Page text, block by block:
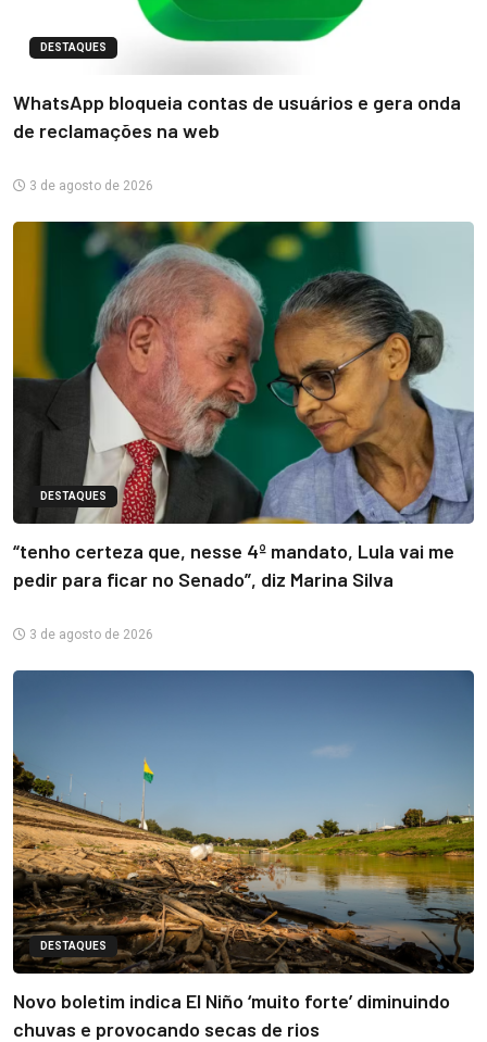
DESTAQUES
WhatsApp bloqueia contas de usuários e gera onda
de reclamações na web
3 de agosto de 2026
DESTAQUES
“tenho certeza que, nesse 4º mandato, Lula vai me
pedir para ficar no Senado”, diz Marina Silva
3 de agosto de 2026
DESTAQUES
Novo boletim indica El Niño ‘muito forte’ diminuindo
chuvas e provocando secas de rios